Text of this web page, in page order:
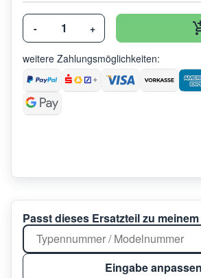
- +
weitere Zahlungsmöglichkeiten:
Passt dieses Ersatzteil zu
Eingabe anpassen